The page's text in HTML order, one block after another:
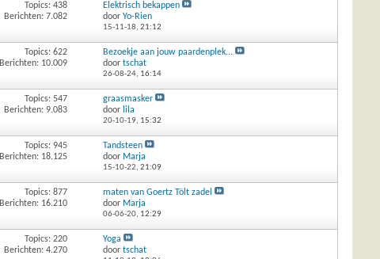
Topics: 438
Berichten: 7.082
Elektrisch bekappen
door Yo-Rien
15-11-18, 21:12
Topics: 622
Berichten: 10.009
Bezoekje aan jouw paardenplek...
door tschat
26-08-24, 16:14
Topics: 547
Berichten: 9.083
graasmasker
door lila
20-10-19, 15:32
Topics: 945
Berichten: 18.125
Tandsteen
door Marja
15-10-22, 21:09
Topics: 877
Berichten: 16.210
maten van Goertz Tölt zadel
door Marja
06-06-20, 12:29
Topics: 220
Berichten: 4.270
Yoga
door tschat